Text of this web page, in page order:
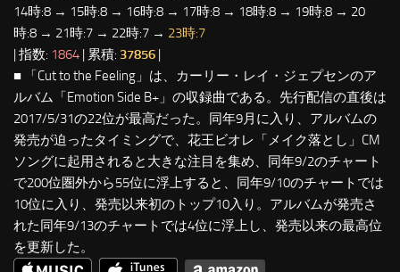
14時:8 → 15時:8 → 16時:8 → 17時:8 → 18時:8 → 19時:8 → 20
時:8 → 21時:7 → 22時:7 → 23時:7
| 指数: 1864 | 累積: 37856
■ 「Cut to the Feeling」は、カーリー・レイ・ジェプセンのア
ルバム「Emotion Side B+」の収録曲である。先行配信の直後は
2017/5/31の22位が最高だった。同年9月に入り、アルバムの
発売が迫ったタイミングで、花王ビオレ「メイク落とし」CM
ソングに起用されると大きな注目を集め、同年9/2のチャート
で200位圏外から55位に浮上すると、同年9/10のチャートでは
10位に入り、発売以来初のトップ10入り。アルバムが発売さ
れた同年9/13のチャートでは4位に浮上し、発売以来の最高位
を更新した。